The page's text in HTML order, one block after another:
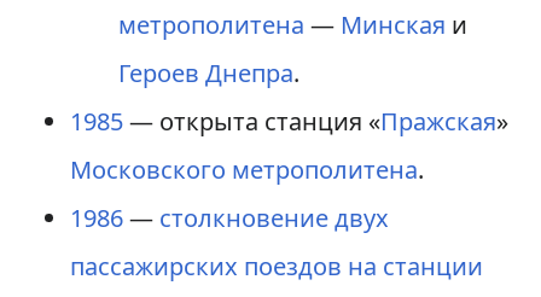
метрополитена — Минская и
Героев Днепра.
1985— открыта станция «Пражская»
Московского метрополитена.
1986— столкновение двух
пассажирских поездов на станции